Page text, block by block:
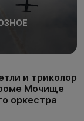
и триколор
Мочище
оркестра